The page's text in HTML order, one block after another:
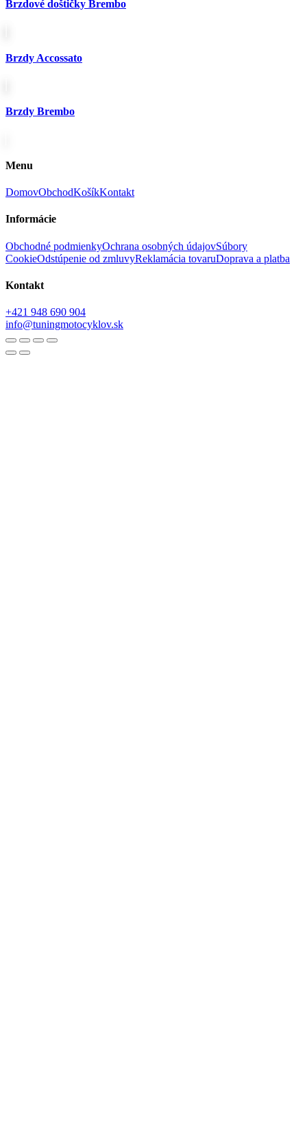
Brzdové doštičky Brembo
Brzdy Accossato
Brzdy Brembo
Menu
DomovObchodKošíkKontakt
Informácie
Obchodné podmienkyOchrana osobných údajovSúbory
CookieOdstúpenie od zmluvyReklamácia tovaruDoprava a platba
Kontakt
+421 948 690 904
info@tuningmotocyklov.sk